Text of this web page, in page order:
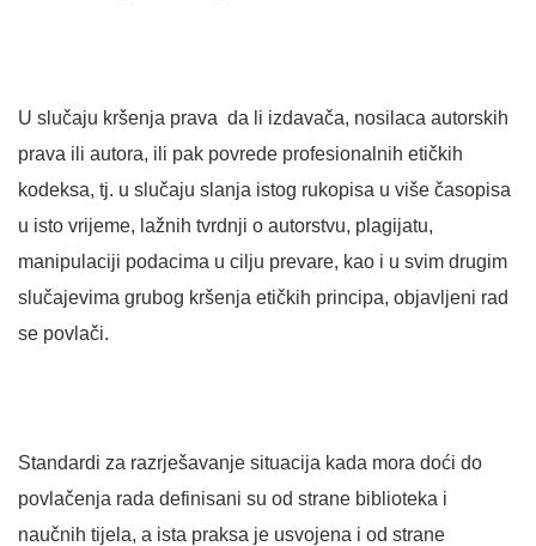
U slučaju kršenja prava da li izdavača, nosilaca autorskih
prava ili autora, ili pak povrede profesionalnih etičkih
kodeksa, tj. u slučaju slanja istog rukopisa u više časopisa
u isto vrijeme, lažnih tvrdnji o autorstvu, plagijatu,
manipulaciji podacima u cilju prevare, kao i u svim drugim
slučajevima grubog kršenja etičkih principa, objavljeni rad
se povlači.
Standardi za razrješavanje situacija kada mora doći do
povlačenja rada definisani su od strane biblioteka i
naučnih tijela, a ista praksa je usvojena i od strane